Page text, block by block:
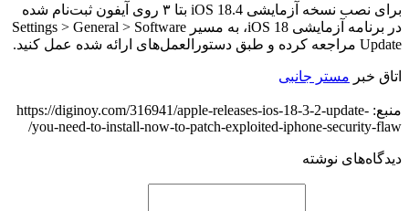
برای نصب نسخه آزمایشی iOS 18.4 بتا ۳ روی آیفون ثبت‌نام شده
در برنامه آزمایشی iOS 18، به مسیر Settings > General > Software
Update مراجعه کرده و طبق دستورالعمل‌های ارائه شده عمل کنید.
اتاق خبر مستر جانبی
منبع: https://diginoy.com/316941/apple-releases-ios-18-3-2-update-
you-need-to-install-now-to-patch-exploited-iphone-security-flaw/
دیدگاه‌های نوشته